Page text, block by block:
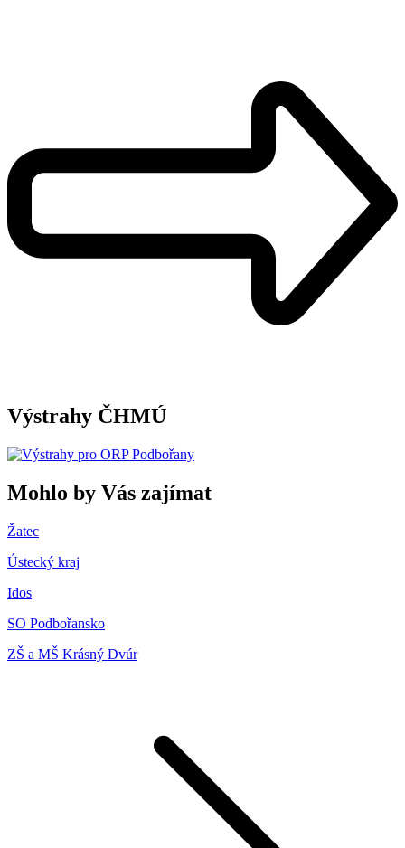
Výstrahy ČHMÚ
Mohlo by Vás zajímat
Žatec
Ústecký kraj
Idos
SO Podbořansko
ZŠ a MŠ Krásný Dvúr